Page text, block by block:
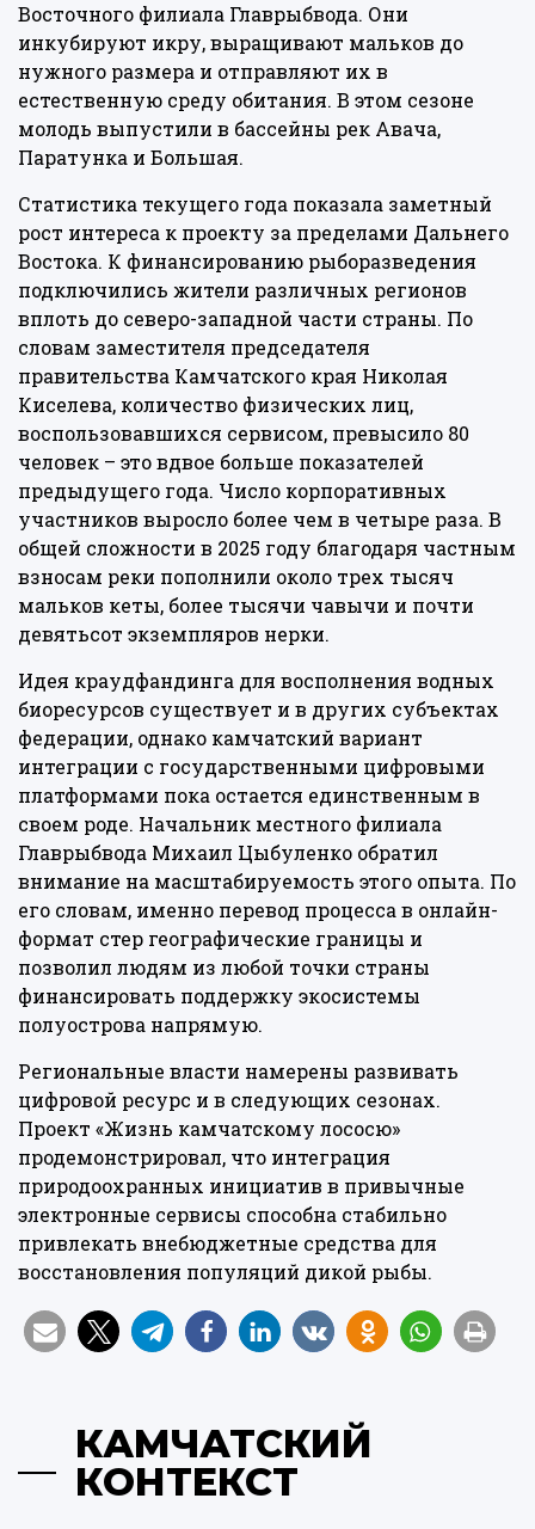
Восточного филиала Главрыбвода. Они
инкубируют икру, выращивают мальков до
нужного размера и отправляют их в
естественную среду обитания. В этом сезоне
молодь выпустили в бассейны рек Авача,
Паратунка и Большая.
Статистика текущего года показала заметный
рост интереса к проекту за пределами Дальнего
Востока. К финансированию рыборазведения
подключились жители различных регионов
вплоть до северо-западной части страны. По
словам заместителя председателя
правительства Камчатского края Николая
Киселева, количество физических лиц,
воспользовавшихся сервисом, превысило 80
человек – это вдвое больше показателей
предыдущего года. Число корпоративных
участников выросло более чем в четыре раза. В
общей сложности в 2025 году благодаря частным
взносам реки пополнили около трех тысяч
мальков кеты, более тысячи чавычи и почти
девятьсот экземпляров нерки.
Идея краудфандинга для восполнения водных
биоресурсов существует и в других субъектах
федерации, однако камчатский вариант
интеграции с государственными цифровыми
платформами пока остается единственным в
своем роде. Начальник местного филиала
Главрыбвода Михаил Цыбуленко обратил
внимание на масштабируемость этого опыта. По
его словам, именно перевод процесса в онлайн-
формат стер географические границы и
позволил людям из любой точки страны
финансировать поддержку экосистемы
полуострова напрямую.
Региональные власти намерены развивать
цифровой ресурс и в следующих сезонах.
Проект «Жизнь камчатскому лососю»
продемонстрировал, что интеграция
природоохранных инициатив в привычные
электронные сервисы способна стабильно
привлекать внебюджетные средства для
восстановления популяций дикой рыбы.
КАМЧАТСКИЙ
КОНТЕКСТ